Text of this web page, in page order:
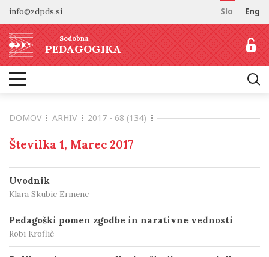
info@zdpds.si Slo Eng
Sodobna
PEDAGOGIKA
DOMOV
O REVIJI
Namen in cilji
Uredništvo
Odprti dostop
Raziskovalni podatki
ARHIV
NAROČANJE
Naročilo revije
Cenik
ZA AVTORJE
Navodila avtorjem
Recenzentski postopek
Etika objavljanja
Tematska vabila avtorjem
KONTAKT
DOMOV ARHIV 2017 - 68 (134)
Številka 1, Marec 2017
Uvodnik
Klara Skubic Ermenc
Pedagoški pomen zgodbe in narativne vednosti
Robi Kroflič